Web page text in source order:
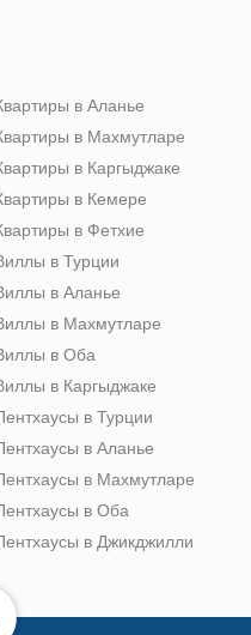
в Аланье
в Махмутларе
в Каргыджаке
в Кемере
в Фетхие
в Турции
в Аланье
в Махмутларе
в Оба
в Каргыджаке
в Турции
в Аланье
в Махмутларе
в Оба
в Джикджилли